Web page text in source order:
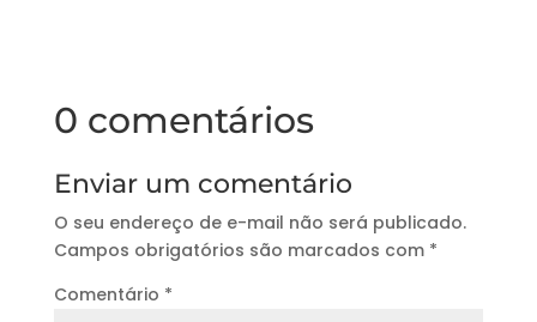
0 comentários
Enviar um comentário
O seu endereço de e-mail não será publicado.
Campos obrigatórios são marcados com *
Comentário *